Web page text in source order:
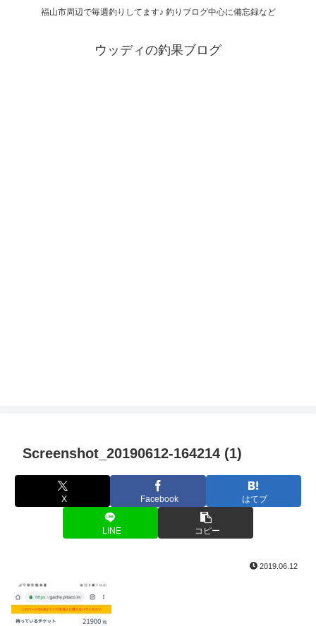
福山市周辺で毎週釣りしてます♪ 釣りブログ中心に備忘録など
ウッディの釣果ブログ
Screenshot_20190612-164214 (1)
X Facebook はてブ
LINE コピー
2019.06.12